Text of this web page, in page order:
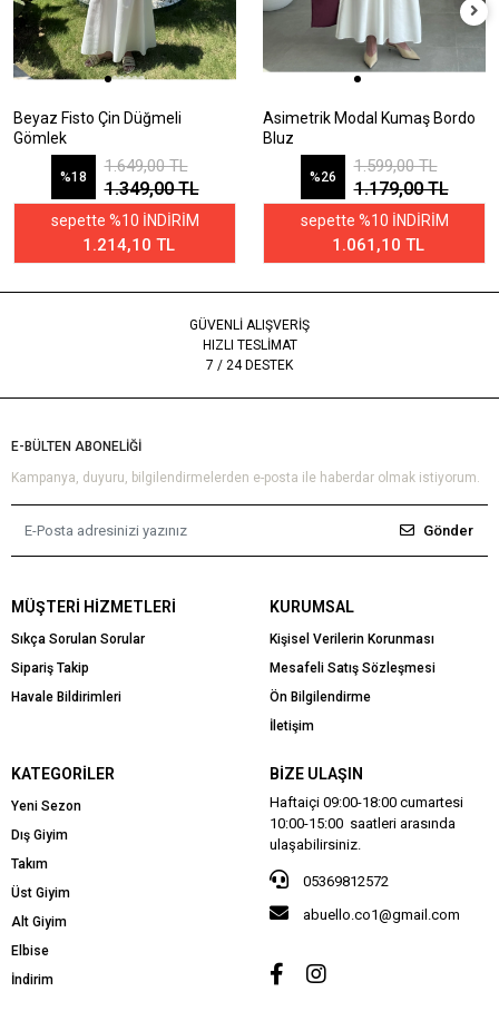
Beyaz Fisto Çin Düğmeli
Gömlek
%18
1.649,00 TL
1.349,00 TL
sepette %10 İNDİRİM
1.214,10 TL
Asimetrik Modal Kumaş Bordo
Bluz
%26
1.599,00 TL
1.179,00 TL
sepette %10 İNDİRİM
1.061,10 TL
GÜVENLİ ALIŞVERİŞ
HIZLI TESLİMAT
7 / 24 DESTEK
E-BÜLTEN ABONELİĞİ
Kampanya, duyuru, bilgilendirmelerden e-posta ile haberdar olmak istiyorum.
Gönder
MÜŞTERI HIZMETLERI
Sıkça Sorulan Sorular
Sipariş Takip
Havale Bildirimleri
KURUMSAL
Kişisel Verilerin Korunması
Mesafeli Satış Sözleşmesi
Ön Bilgilendirme
İletişim
KATEGORILER
Yeni Sezon
Dış Giyim
Takım
Üst Giyim
Alt Giyim
Elbise
İndirim
BIZE ULAŞIN
Haftaiçi 09:00-18:00 cumartesi
10:00-15:00 saatleri arasında
ulaşabilirsiniz.
05369812572
abuello.co1@gmail.com